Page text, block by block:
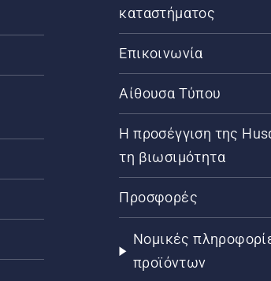
καταστήματος
Επικοινωνία
Αίθουσα Τύπου
Η προσέγγιση της
τη βιωσιμότητα
Προσφορές
Νομικές
προϊόντων